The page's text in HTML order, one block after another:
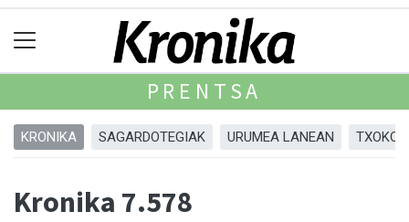
PRENTSA
KRONIKA SAGARDOTEGIAK URUMEA LANEAN
Kronika 7.578